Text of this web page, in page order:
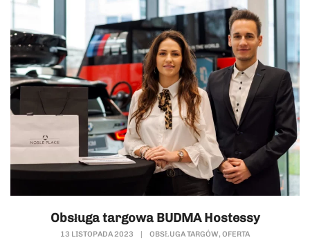
Obsługa targowa BUDMA Hostessy
13 LISTOPADA 2023 OBSŁUGA TARGÓW, OFERTA